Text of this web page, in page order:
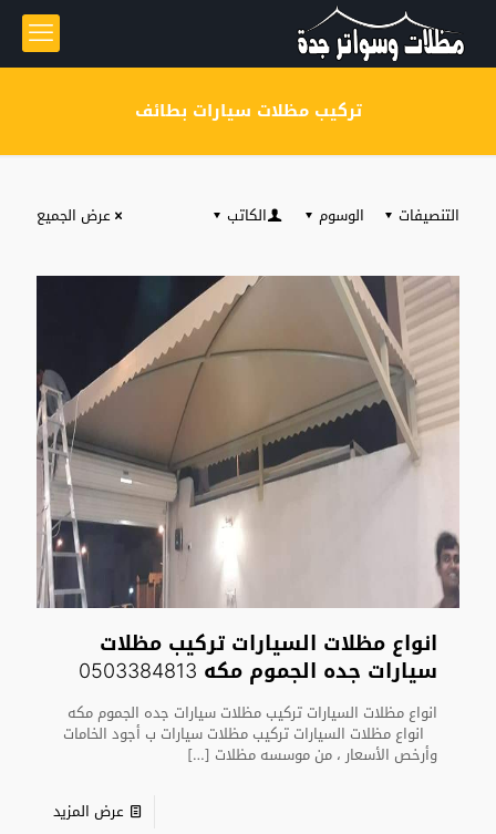
تركيب مظلات سيارات بطائف
التنصيفات الوسوم الكاتب عرض الجميع
انواع مظلات السيارات تركيب مظلات
سيارات جده الجموم مكه 0503384813
انواع مظلات السيارات تركيب مظلات سيارات جده الجموم مكه
انواع مظلات السيارات تركيب مظلات سيارات ب أجود الخامات
وأرخص الأسعار ، من موسسه مظلات […]
عرض المزيد